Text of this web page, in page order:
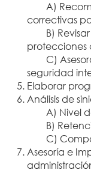
A)
correctivas
B) Revisar
protecciones
C)
seguridad
Elaborar
Análisis de
A) Nivel de
B)
C)
Asesoría e